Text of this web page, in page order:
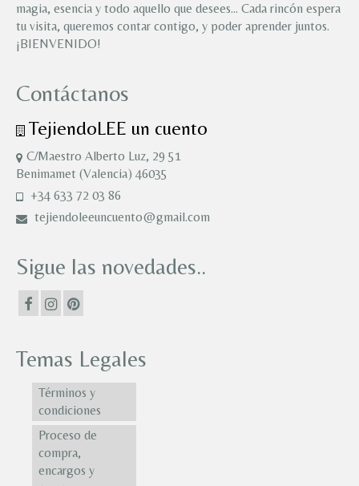
magia, esencia y todo aquello que desees… Cada rincón espera
tu visita, queremos contar contigo, y poder aprender juntos.
¡BIENVENIDO!
Contáctanos
TejiendoLEE un cuento
C/Maestro Alberto Luz, 29 51
Benimamet (Valencia) 46035
+34 633 72 03 86
tejiendoleeuncuento@gmail.com
Sigue las novedades..
Temas Legales
Términos y
condiciones
Proceso de
compra,
encargos y